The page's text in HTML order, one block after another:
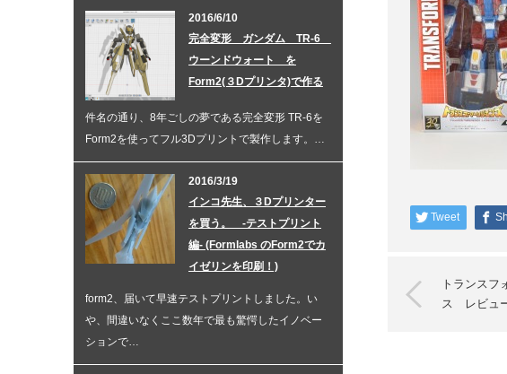
Tweet
トランスフ
ス レビュ
2016/6/10
完全変形 ガンダム TR-6
ウーンドウォート を
Form2(３Dプリンタ)で作る
件名の通り、8年ごしの夢である完全変形 TR-6を
Form2を使ってフル3Dプリントで製作します。…
2016/3/19
インコ先生、３Dプリンター
を買う。 -テストプリント
編- (Formlabs のForm2でカ
イゼリンを印刷！)
form2、届いて早速テストプリントしました。い
や、間違いなくここ数年で最も驚愕したイノベー
ションで…